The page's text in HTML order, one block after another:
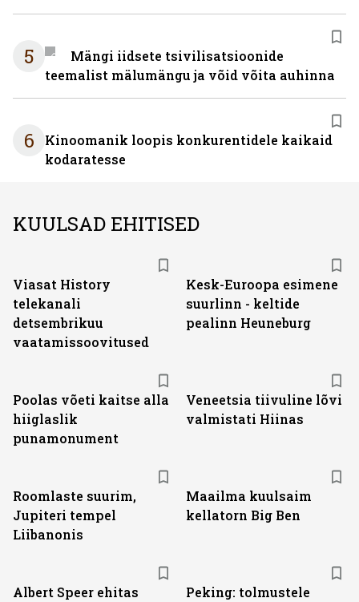
5
Mängi iidsete tsivilisatsioonide
teemalist mälumängu ja võid võita auhinna
6
Kinoomanik loopis konkurentidele kaikaid
kodaratesse
KUULSAD EHITISED
Viasat History
telekanali
detsembrikuu
vaatamissoovitused
Kesk-Euroopa esimene
suurlinn - keltide
pealinn Heuneburg
Poolas võeti kaitse alla
hiiglaslik
punamonument
Veneetsia tiivuline lõvi
valmistati Hiinas
Roomlaste suurim,
Jupiteri tempel
Liibanonis
Maailma kuulsaim
kellatorn Big Ben
Albert Speer ehitas
Peking: tolmustele